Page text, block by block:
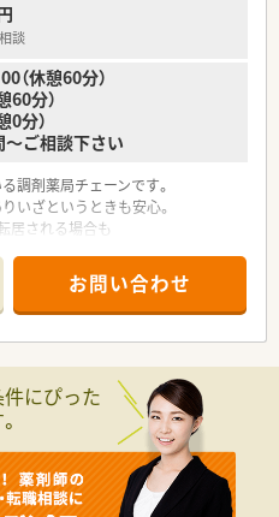
談
（休憩60分）
60分）
0分）
ご相談下さい
調剤薬局チェーンです。
いざというときも安心。
居される場合も
の単位取得が可能です！そのほか
研修（マネジメント他）、
研修（インターネット学習） 他あ
度
、育児短時間勤務制度（小学1年生
お問い合わせ
にぴった